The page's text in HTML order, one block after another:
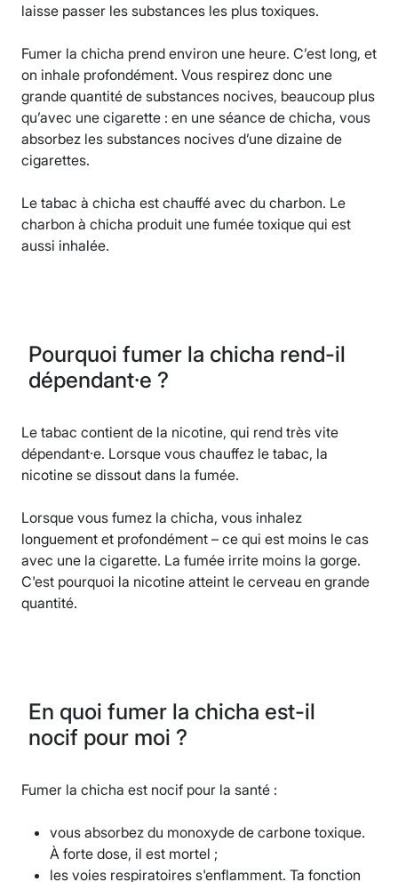
laisse passer les substances les plus toxiques.
Fumer la chicha prend environ une heure. C’est long, et
on inhale profondément. Vous respirez donc une
grande quantité de substances nocives, beaucoup plus
qu’avec une cigarette : en une séance de chicha, vous
absorbez les substances nocives d’une dizaine de
cigarettes.
Le tabac à chicha est chauffé avec du charbon. Le
charbon à chicha produit une fumée toxique qui est
aussi inhalée.
Pourquoi fumer la chicha rend-il
dépendant·e ?
Le tabac contient de la nicotine, qui rend très vite
dépendant·e. Lorsque vous chauffez le tabac, la
nicotine se dissout dans la fumée.
Lorsque vous fumez la chicha, vous inhalez
longuement et profondément – ce qui est moins le cas
avec une la cigarette. La fumée irrite moins la gorge.
C'est pourquoi la nicotine atteint le cerveau en grande
quantité.
En quoi fumer la chicha est-il
nocif pour moi ?
Fumer la chicha est nocif pour la santé :
vous absorbez du monoxyde de carbone toxique.
À forte dose, il est mortel ;
les voies respiratoires s'enflamment. Ta fonction